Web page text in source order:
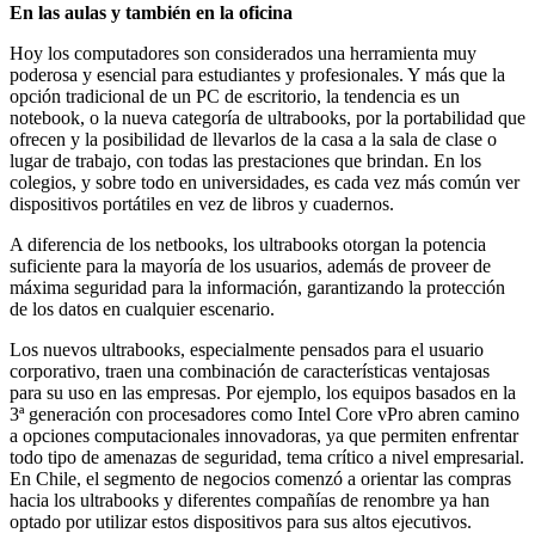
En las aulas y también en la oficina
Hoy los computadores son considerados una herramienta muy
poderosa y esencial para estudiantes y profesionales. Y más que la
opción tradicional de un PC de escritorio, la tendencia es un
notebook, o la nueva categoría de ultrabooks, por la portabilidad que
ofrecen y la posibilidad de llevarlos de la casa a la sala de clase o
lugar de trabajo, con todas las prestaciones que brindan. En los
colegios, y sobre todo en universidades, es cada vez más común ver
dispositivos portátiles en vez de libros y cuadernos.
A diferencia de los netbooks, los ultrabooks otorgan la potencia
suficiente para la mayoría de los usuarios, además de proveer de
máxima seguridad para la información, garantizando la protección
de los datos en cualquier escenario.
Los nuevos ultrabooks, especialmente pensados para el usuario
corporativo, traen una combinación de características ventajosas
para su uso en las empresas. Por ejemplo, los equipos basados en la
3ª generación con procesadores como Intel Core vPro abren camino
a opciones computacionales innovadoras, ya que permiten enfrentar
todo tipo de amenazas de seguridad, tema crítico a nivel empresarial.
En Chile, el segmento de negocios comenzó a orientar las compras
hacia los ultrabooks y diferentes compañías de renombre ya han
optado por utilizar estos dispositivos para sus altos ejecutivos.